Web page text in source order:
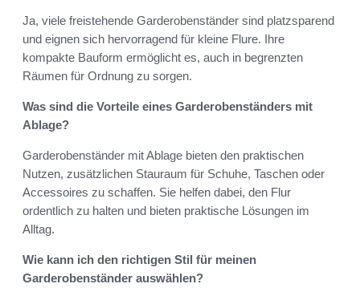
Ja, viele freistehende Garderobenständer sind platzsparend
und eignen sich hervorragend für kleine Flure. Ihre
kompakte Bauform ermöglicht es, auch in begrenzten
Räumen für Ordnung zu sorgen.
Was sind die Vorteile eines Garderobenständers mit
Ablage?
Garderobenständer mit Ablage bieten den praktischen
Nutzen, zusätzlichen Stauraum für Schuhe, Taschen oder
Accessoires zu schaffen. Sie helfen dabei, den Flur
ordentlich zu halten und bieten praktische Lösungen im
Alltag.
Wie kann ich den richtigen Stil für meinen
Garderobenständer auswählen?